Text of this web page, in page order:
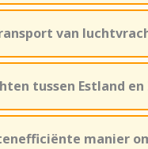
van
tussen Estland en
manier